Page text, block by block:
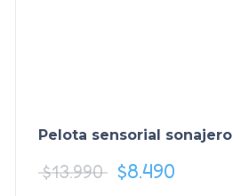
Pelota sensorial sonajero
$13.990 $8.490